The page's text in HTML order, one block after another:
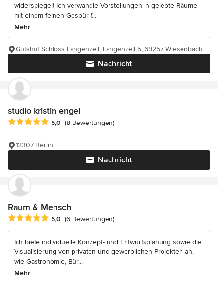
widerspiegelt Ich verwandle Vorstellungen in gelebte Räume –
mit einem feinen Gespür f...
Mehr
Nachricht
Gutshof Schloss Langenzell, Langenzell 5, 69257 Wiesenbach
studio kristin engel
Durchschnittliche Bewertung: 5 von 5 Sternen
5,0 (8 Bewertungen)
Nachricht
12307 Berlin
Raum & Mensch
Durchschnittliche Bewertung: 5 von 5 Sternen
5,0 (6 Bewertungen)
Ich biete individuelle Konzept- und Entwurfsplanung sowie die
Visualisierung von privaten und gewerblichen Projekten an,
wie Gastronomie, Bür...
Mehr